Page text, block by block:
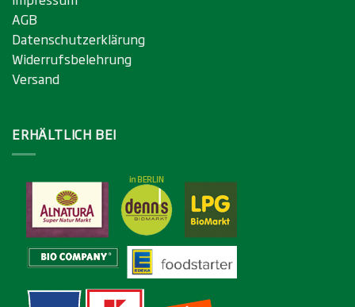
AGB
Datenschutzerklärung
Widerrufsbelehrung
Versand
ERHÄLTLICH BEI